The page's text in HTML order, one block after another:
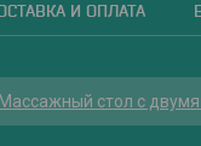
И ОПЛАТА
Массажный стол c